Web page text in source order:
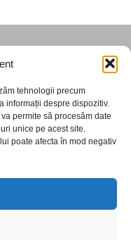
tehnologii precum
informații despre dispozitiv.
permite să procesăm date
unice pe acest site.
poate afecta în mod negativ